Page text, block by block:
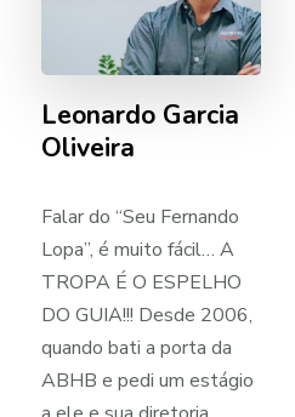
Leonardo Garcia
Oliveira
Falar do “Seu Fernando
Lopa”, é muito fácil… A
TROPA É O ESPELHO
DO GUIA!!! Desde 2006,
quando bati a porta da
ABHB e pedi um estágio